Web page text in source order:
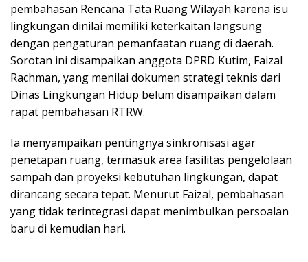
pembahasan Rencana Tata Ruang Wilayah karena isu
lingkungan dinilai memiliki keterkaitan langsung
dengan pengaturan pemanfaatan ruang di daerah.
Sorotan ini disampaikan anggota DPRD Kutim, Faizal
Rachman, yang menilai dokumen strategi teknis dari
Dinas Lingkungan Hidup belum disampaikan dalam
rapat pembahasan RTRW.
Ia menyampaikan pentingnya sinkronisasi agar
penetapan ruang, termasuk area fasilitas pengelolaan
sampah dan proyeksi kebutuhan lingkungan, dapat
dirancang secara tepat. Menurut Faizal, pembahasan
yang tidak terintegrasi dapat menimbulkan persoalan
baru di kemudian hari.